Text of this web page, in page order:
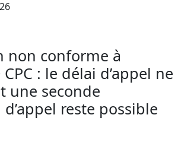
non conforme à
CPC : le délai d’appel ne
une seconde
reste possible